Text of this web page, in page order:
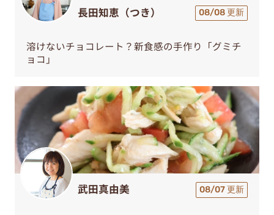
長田知恵（つき） 08/08 更新
溶けないチョコレート？新食感の手作り「グミチ
ョコ」
武田真由美 08/07 更新